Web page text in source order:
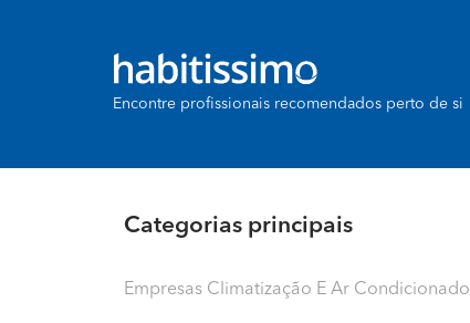
Encontre profissionais recomendados perto de si
Categorias principais
Empresas Climatização E Ar Condicionado